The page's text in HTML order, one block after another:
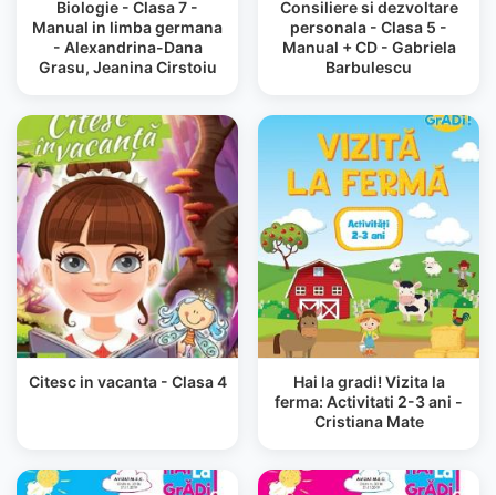
Biologie - Clasa 7 -
Manual in limba germana
- Alexandrina-Dana
Grasu, Jeanina Cirstoiu
Consiliere si dezvoltare
personala - Clasa 5 -
Manual + CD - Gabriela
Barbulescu
Citesc in vacanta - Clasa 4
Hai la gradi! Vizita la
ferma: Activitati 2-3 ani -
Cristiana Mate